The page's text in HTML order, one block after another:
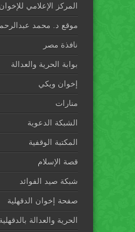
المركز الإعلامي
موقع د. محمد
نافذة مصر
بوابة الحرية والعدالة
إخوان ويكي
منارات
الشبكة الدعوية
المكتبة الوقفية
قصة الإسلام
شبكة صيد الفوائد
صفحة إخوان الدقهلية
الحرية والعدالة بالدقهلية